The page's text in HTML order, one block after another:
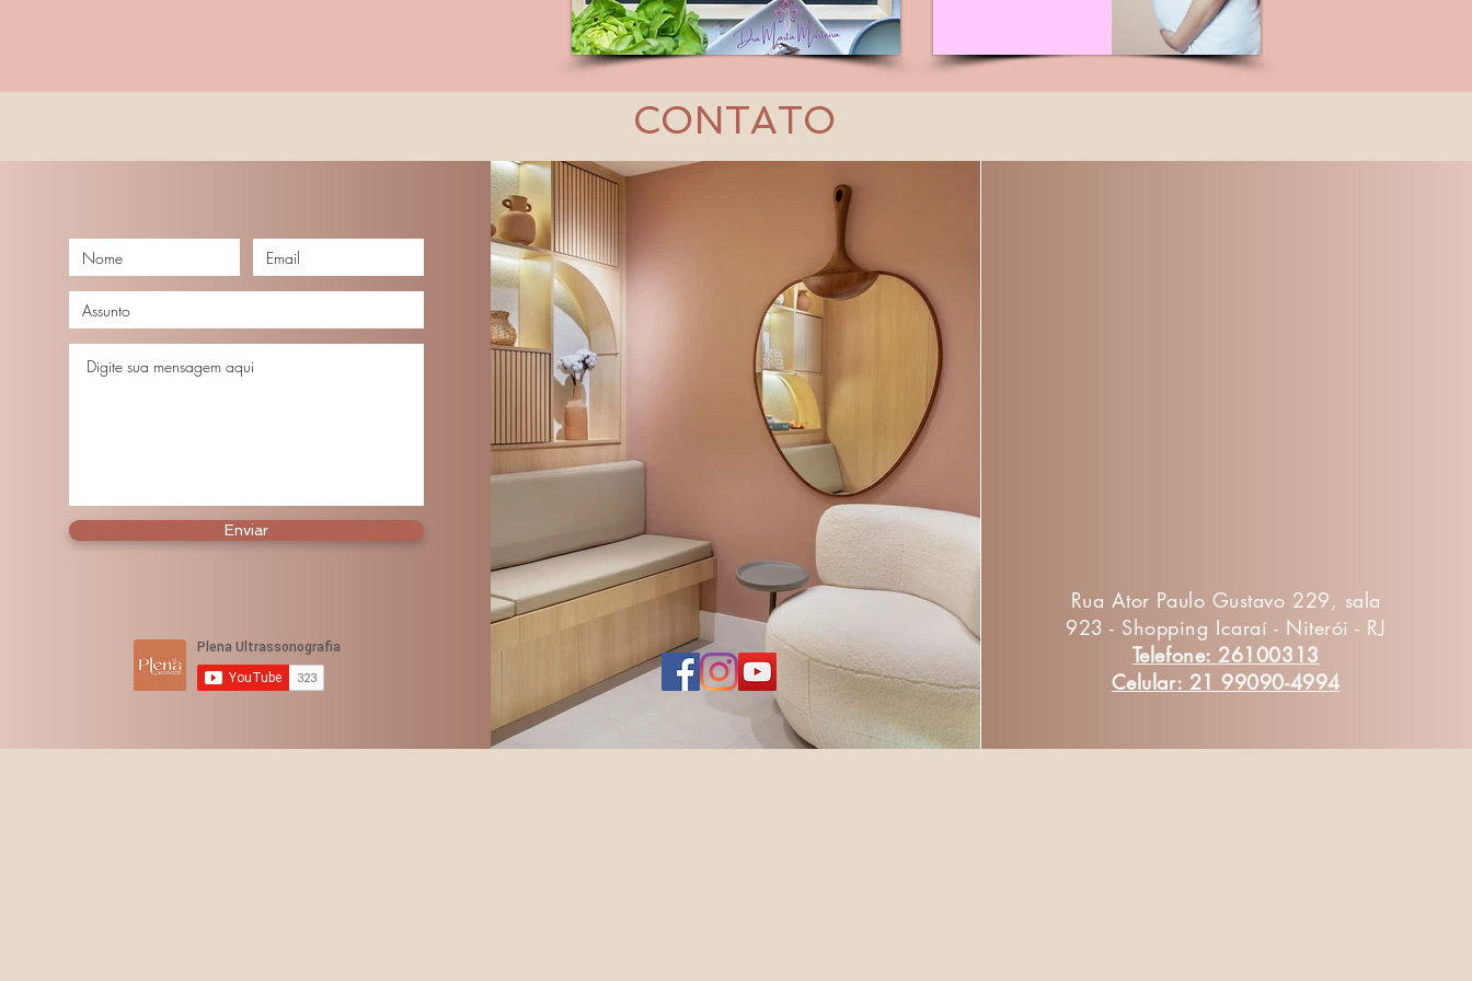
CONTATO
Enviar
Rua Ator Paulo Gustavo 229, sala
923 - Shopping Icaraí - Niterói - RJ
Telefone: 26100313
Celular: 21 99090-4994